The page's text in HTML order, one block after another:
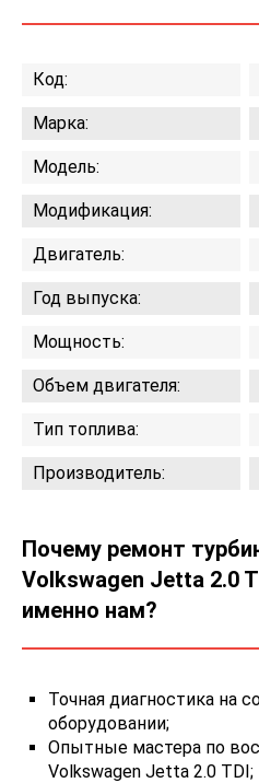
Код:
Марка:
Модель:
Модификация:
Двигатель:
Год выпуска:
Мощность:
Объем двигателя:
Тип топлива:
Производитель:
Почему ремонт
Volkswagen Jetta 2.0
именно нам?
Точная диагностика на
оборудовании;
Опытные мастера по
Volkswagen Jetta 2.0 TDI;